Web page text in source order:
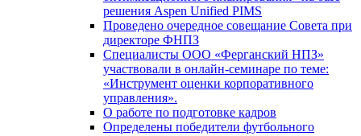
решения Aspen Unified PIMS
Проведено очередное совещание Совета при
директоре ФНПЗ
Специалисты ООО «Ферганский НПЗ»
участвовали в онлайн-семинаре по теме:
«Инструмент оценки корпоративного
управления».
О работе по подготовке кадров
Определены победители футбольного